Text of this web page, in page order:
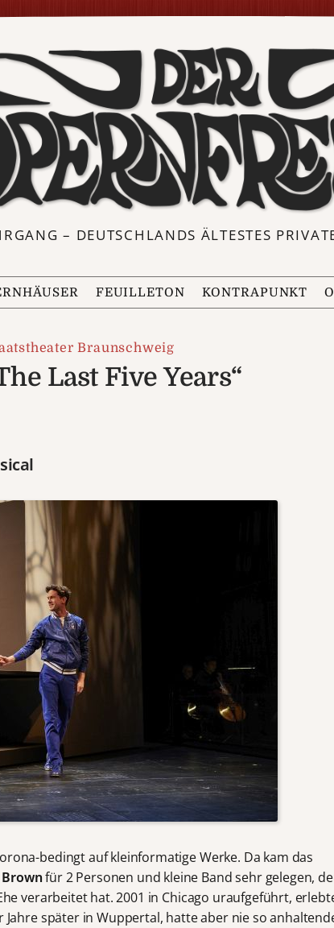
– DEUTSCHLANDS ÄLTESTES
FEUILLETON KONTRAPUNKT
Braunschweig
Last Five Years“
bedingt auf kleinformatige Werke. Da kam das
Brownfür 2 Personen und kleine Band sehr gelegen,
verarbeitet hat. 2001 in Chicago uraufgeführt,
später in Wuppertal, hatte aber nie so